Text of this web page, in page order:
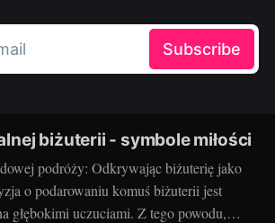
Subscribe
biżuterii - symbole miłości
podróży: Odkrywając biżuterię jako
o podarowaniu komuś biżuterii jest
głębokimi uczuciami. Z tego powodu,